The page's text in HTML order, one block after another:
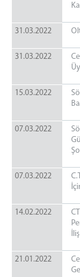
31.03.2022
31.03.2022
15.03.2022
07.03.2022
07.03.2022
14.02.2022
21.01.2022